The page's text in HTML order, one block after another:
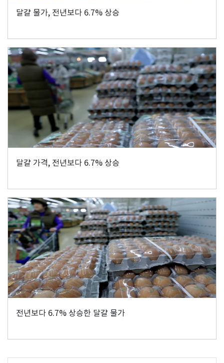
달걀 물가, 전년보다 6.7% 상승
달걀 가격, 전년보다 6.7% 상승
전년보다 6.7% 상승한 달걀 물가